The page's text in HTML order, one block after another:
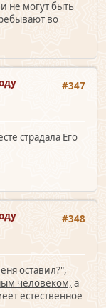
не могут быть
во
#347
страдала Его
#348
оставил?",
человеком, а
естественное